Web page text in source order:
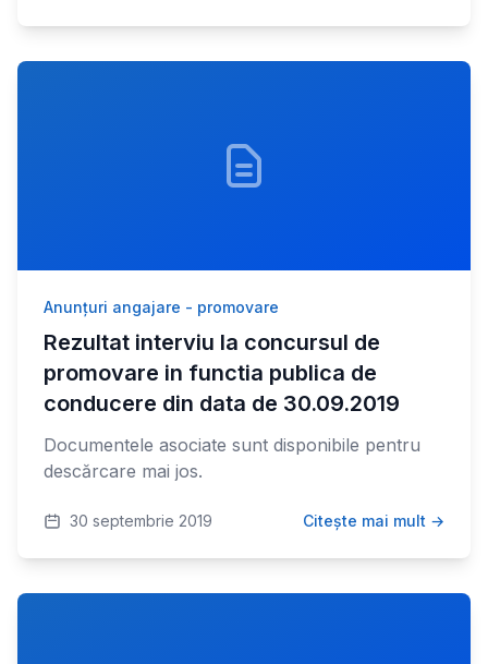
Anunțuri angajare - promovare
Rezultat interviu la concursul de
promovare in functia publica de
conducere din data de 30.09.2019
Documentele asociate sunt disponibile pentru
descărcare mai jos.
30 septembrie 2019 Citește mai mult →